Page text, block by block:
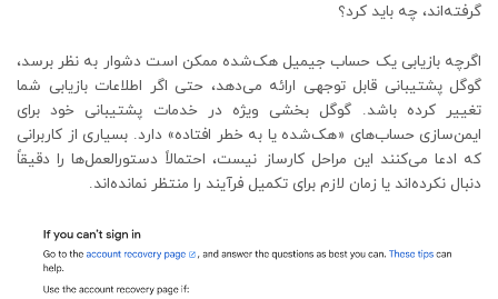
گرفته‌اند، چه باید کرد؟
اگرچه بازیابی یک حساب جیمیل هک‌شده ممکن است دشوار به نظر برسد،
گوگل پشتیبانی قابل توجهی ارائه می‌دهد، حتی اگر اطلاعات بازیابی شما
تغییر کرده باشد. گوگل بخشی ویژه در خدمات پشتیبانی خود برای
ایمن‌سازی حساب‌های «هک‌شده یا به خطر افتاده» دارد. بسیاری از کاربرانی
که ادعا می‌کنند این مراحل کارساز نیست، احتمالاً دستورالعمل‌ها را دقیقاً
دنبال نکرده‌اند یا زمان لازم برای تکمیل فرآیند را منتظر نمانده‌اند.